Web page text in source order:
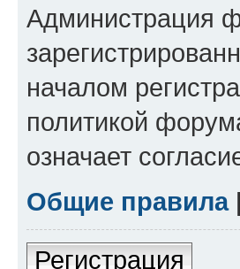
Администрация
началом
политикой
означает
Общие правила|
Регистрация